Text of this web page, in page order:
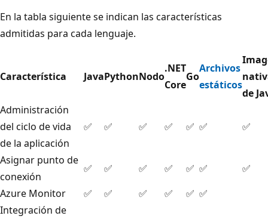
En la tabla siguiente se indican las características
admitidas para cada lenguaje.
Característica JavaPythonNodo
.NET
Core
Go
Archivos
estáticos
de
Administración
del ciclo de vida
de la aplicación
✅ ✅ ✅ ✅ ✅ ✅ ✅
Asignar punto de
conexión
✅ ✅ ✅ ✅ ✅ ✅
✅
Azure Monitor
✅ ✅ ✅ ✅ ✅ ✅
Integración de